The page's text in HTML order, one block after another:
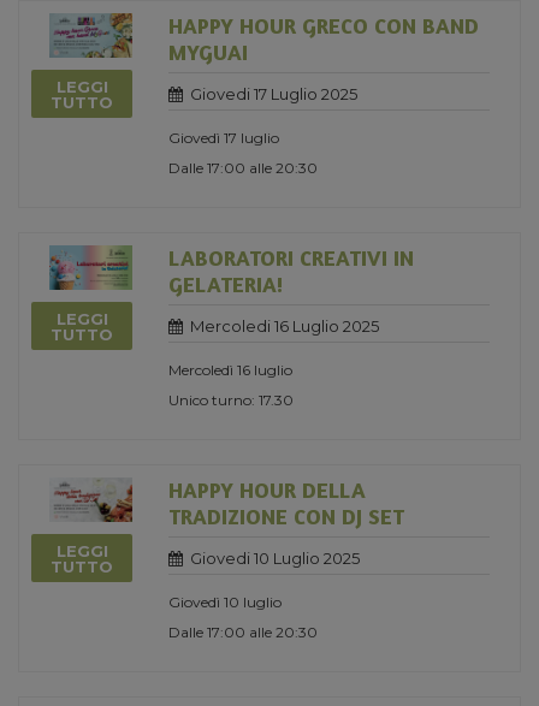
LEGGI
TUTTO
HAPPY HOUR GRECO CON BAND
MYGUAI
Giovedi 17 Luglio 2025
Giovedì 17 luglio
Dalle 17:00 alle 20:30
LEGGI
TUTTO
LABORATORI CREATIVI IN
GELATERIA!
Mercoledi 16 Luglio 2025
Mercoledì 16 luglio
Unico turno: 17.30
LEGGI
TUTTO
HAPPY HOUR DELLA
TRADIZIONE CON DJ SET
Giovedi 10 Luglio 2025
Giovedì 10 luglio
Dalle 17:00 alle 20:30